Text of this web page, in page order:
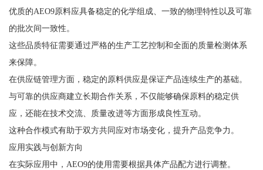
优质的AEO9原料应具备稳定的化学组成、一致的物理特性以及可靠
的批次间一致性。
这些品质特征需要通过严格的生产工艺控制和全面的质量检测体系
来保障。
在供应链管理方面，稳定的原料供应是保证产品连续生产的基础。
与可靠的供应商建立长期合作关系，不仅能够确保原料的稳定供
应，还能在技术交流、质量改进等方面形成良性互动。
这种合作模式有助于双方共同应对市场变化，提升产品竞争力。
应用实践与创新方向
在实际应用中，AEO9的使用需要根据具体产品配方进行调整。